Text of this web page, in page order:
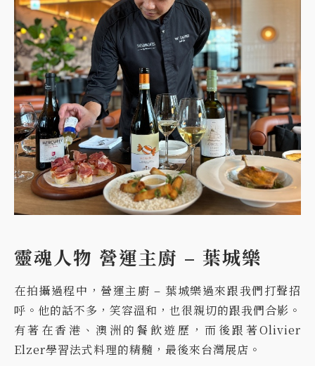
靈魂人物 營運主廚 – 葉城樂
在拍攝過程中，營運主廚 – 葉城樂過來跟我們打聲招
呼。他的話不多，笑容溫和，也很親切的跟我們合影。
有著在香港、澳洲的餐飲遊歷，而後跟著Olivier
Elzer學習法式料理的精髓，最後來台灣展店。